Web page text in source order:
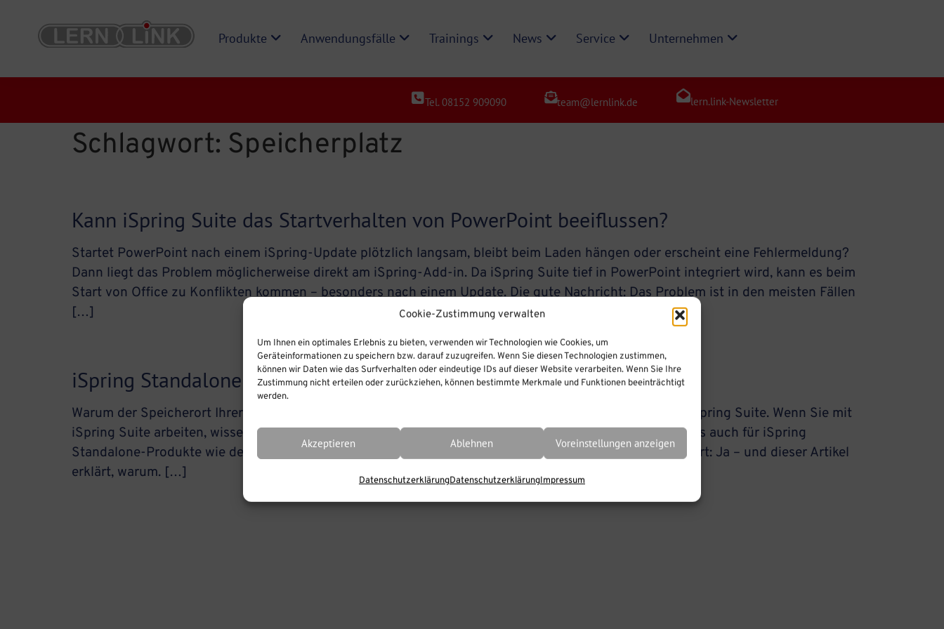
Cookie-Zustimmung verwalten
Um Ihnen ein optimales Erlebnis zu bieten, verwenden wir Technologien wie Cookies, um
Geräteinformationen zu speichern bzw. darauf zuzugreifen. Wenn Sie diesen Technologien zustimmen,
können wir Daten wie das Surfverhalten oder eindeutige IDs auf dieser Website verarbeiten. Wenn Sie Ihre
Zustimmung nicht erteilen oder zurückziehen, können bestimmte Merkmale und Funktionen beeinträchtigt
werden.
Akzeptieren Ablehnen Voreinstellungen anzeigen
DatenschutzerklärungDatenschutzerklärungImpressum
Produkte Anwendungsfälle Trainings News Service Unternehmen
Tel. 08152 909090 team@lernlink.de lern.link-Newsletter
Schlagwort: Speicherplatz
Kann iSpring Suite das Startverhalten von PowerPoint beeiflussen?
Startet PowerPoint nach einem iSpring-Update plötzlich langsam, bleibt beim Laden hängen oder erscheint eine Fehlermeldung?
Dann liegt das Problem möglicherweise direkt am iSpring-Add-in. Da iSpring Suite tief in PowerPoint integriert wird, kann es beim
Start von Office zu Konflikten kommen – besonders nach einem Update. Die gute Nachricht: Das Problem ist in den meisten Fällen
[…]
iSpring Standalone Produkte Speicherort
Warum der Speicherort Ihrer Projektdateien entscheident ist, auch bei den Standalone Produkten von iSpring Suite. Wenn Sie mit
iSpring Suite arbeiten, wissen Sie schon, dass Projektdateien lokal gespeichert sein müssen. Aber gilt das auch für iSpring
Standalone-Produkte wie den iSpring QuizMaker oder iSpring Visuals (Interaktionen) usw? Kurze Antwort: Ja – und dieser Artikel
erklärt, warum. […]